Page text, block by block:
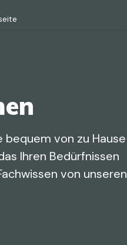
bequem von zu Hause
Ihren Bedürfnissen
von unseren